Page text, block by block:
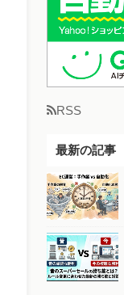
RSS
最新の記事